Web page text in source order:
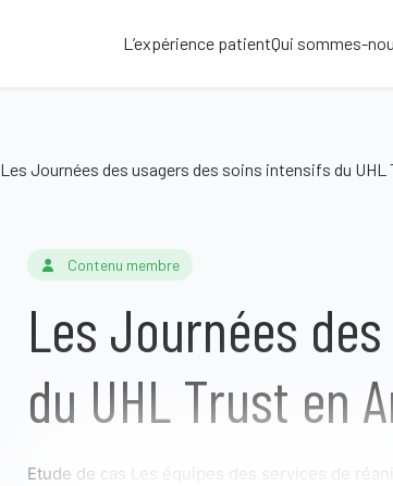
L’expérience patientQui sommes-
Les Journées des usagers des soins intensifs du UHL
Contenu membre
Les Journées
du UHL Trust en
Etude de cas Les équipes des services de